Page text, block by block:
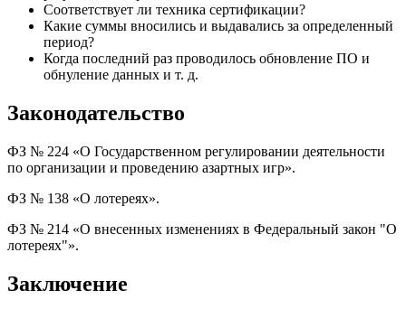
Соответствует ли техника сертификации?
Какие суммы вносились и выдавались за определенный
период?
Когда последний раз проводилось обновление ПО и
обнуление данных и т. д.
Законодательство
ФЗ № 224 «О Государственном регулировании деятельности
по организации и проведению азартных игр».
ФЗ № 138 «О лотереях».
ФЗ № 214 «О внесенных изменениях в Федеральный закон "О
лотереях"».
Заключение